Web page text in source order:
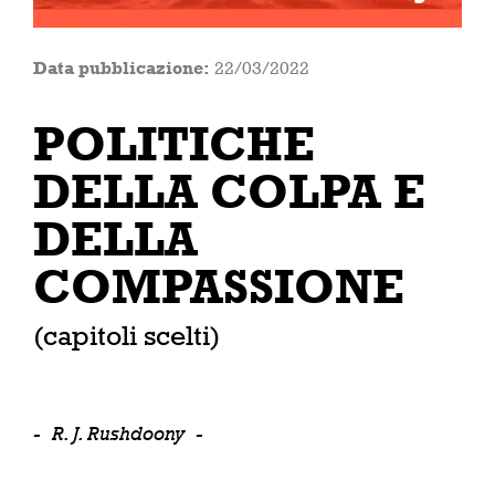
Data pubblicazione: 22/03/2022
POLITICHE
DELLA COLPA E
DELLA
COMPASSIONE
(capitoli scelti)
- R. J. Rushdoony -